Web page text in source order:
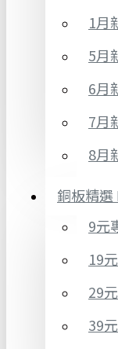
1月
5月
6月
7月
8月
銅板精選
9元
19
29
39